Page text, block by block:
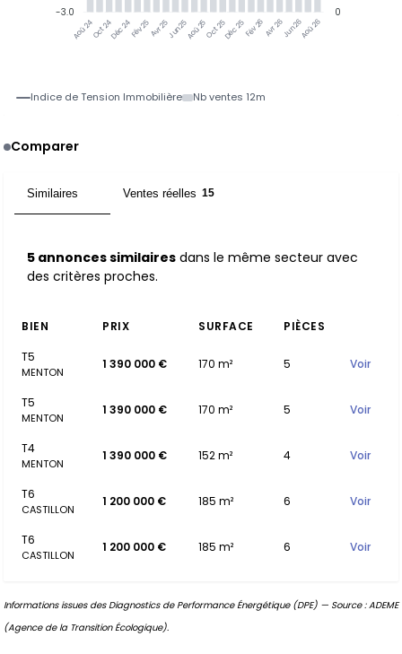
Aoû 24Oct 24Déc 24Fév 25Avr 25Jun 25Aoû 25Oct 25Déc 25Fév 26Avr 26Jun 26Aoû 26
0
-3.0
Indice de Tension Immobilière Nb ventes 12m
Comparer
Similaires Ventes réelles 15
5 annonces similaires dans le même secteur avec
des critères proches.
BIEN PRIX SURFACE
PIÈCES
T5
MENTON
1 390 000 € 170 m² 5 Voir
T5
MENTON
1 390 000 € 170 m² 5 Voir
T4
MENTON
1 390 000 € 152 m² 4 Voir
T6
CASTILLON
1 200 000 € 185 m² 6 Voir
T6
CASTILLON
1 200 000 € 185 m² 6 Voir
Informations issues des Diagnostics de Performance Énergétique (DPE) — Source : ADEME
(Agence de la Transition Écologique).